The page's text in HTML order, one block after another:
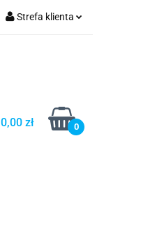
Strefa klienta
0,00 zł 0